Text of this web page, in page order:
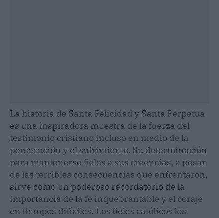
La historia de Santa Felicidad y Santa Perpetua
es una inspiradora muestra de la fuerza del
testimonio cristiano incluso en medio de la
persecución y el sufrimiento. Su determinación
para mantenerse fieles a sus creencias, a pesar
de las terribles consecuencias que enfrentaron,
sirve como un poderoso recordatorio de la
importancia de la fe inquebrantable y el coraje
en tiempos difíciles. Los fieles católicos los